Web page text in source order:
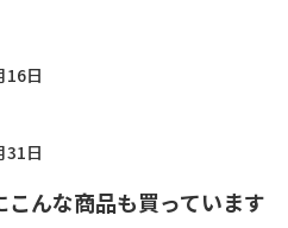
16日
31日
んな商品も買っています